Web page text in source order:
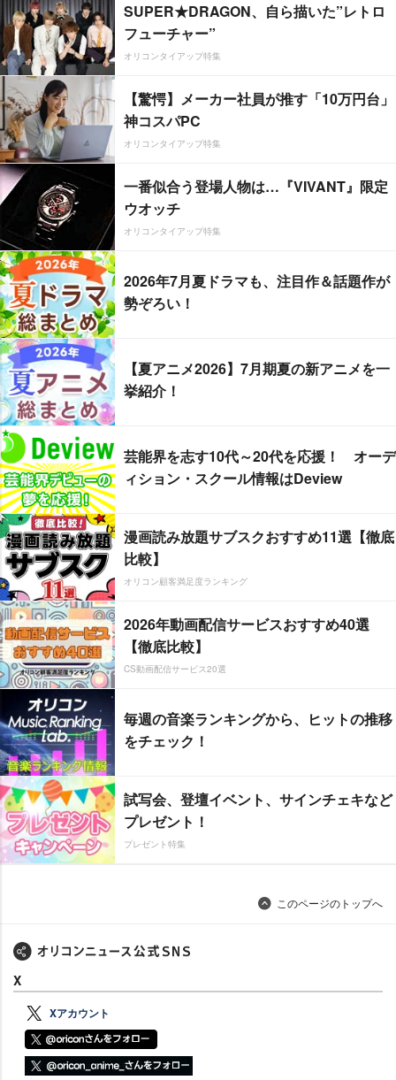
SUPER★DRAGON、自ら描いた”レトロ
フューチャー”
オリコンタイアップ特集
【驚愕】メーカー社員が推す「10万円台」
神コスパPC
オリコンタイアップ特集
一番似合う登場人物は…『VIVANT』限定
ウオッチ
オリコンタイアップ特集
2026年7月夏ドラマも、注目作＆話題作が
勢ぞろい！
【夏アニメ2026】7月期夏の新アニメを一
挙紹介！
芸能界を志す10代～20代を応援！ オーデ
ィション・スクール情報はDeview
漫画読み放題サブスクおすすめ11選【徹底
比較】
オリコン顧客満足度ランキング
2026年動画配信サービスおすすめ40選
【徹底比較】
CS動画配信サービス20選
毎週の音楽ランキングから、ヒットの推移
をチェック！
試写会、登壇イベント、サインチェキなど
プレゼント！
プレゼント特集
このページのトップへ
X
Xアカウント